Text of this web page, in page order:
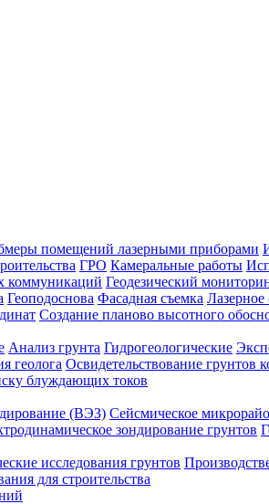
помещений лазерными приборами
ГРО Камеральные работы
коммуникаций Геодезический
Геоподоснова Фасадная съемка Лазерное
Создание планово высотного
Анализ грунта Гидрогеологические
геолога Освидетельствование грунтов
блуждающих токов
(ВЭЗ) Сейсмическое
зондирование грунтов
исследования грунтов
для строительства